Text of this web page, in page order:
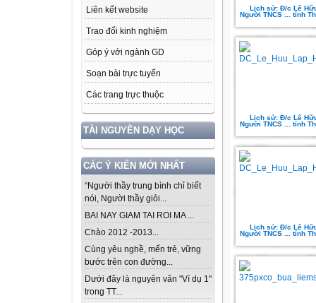
Liên kết website
Trao đổi kinh nghiệm
Góp ý với ngành GD
Soạn bài trực tuyến
Các trang trực thuộc
TÀI NGUYÊN DẠY HỌC
CÁC Ý KIẾN MỚI NHẤT
“Người thầy trung bình chỉ biết
nói, Người thầy giỏi...
BAI NAY GIAM TAI ROI MA ...
Chào 2012 -2013...
Cùng yêu nghề, mến trẻ, vững
bước trên con đường...
Dưới đây là nguyên văn "Ví dụ 1"
trong TT...
Lịch sử: Đ/c Lê
Người TNCS ... tỉnh
Lịch sử: Đ/c Lê
Người TNCS ... tỉnh
Lịch sử: Đ/c Lê
Người TNCS ... tỉnh